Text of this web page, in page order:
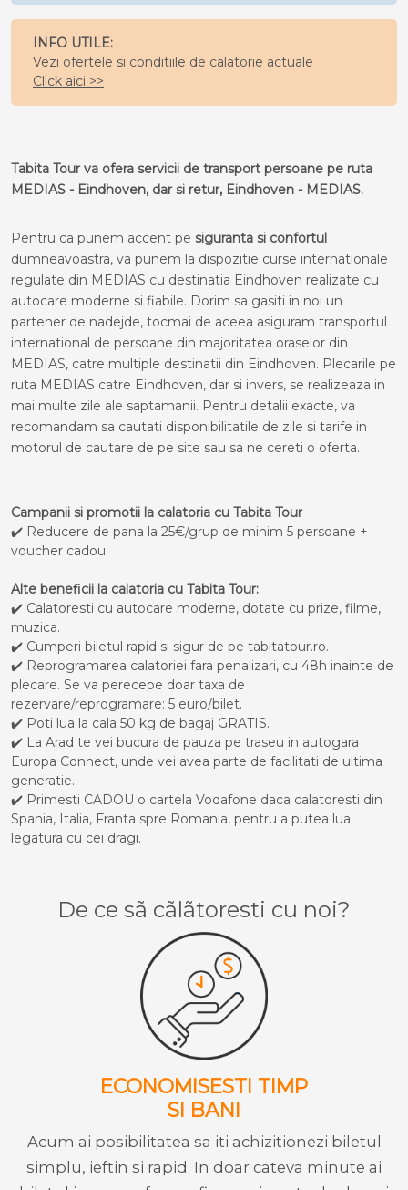
INFO UTILE:
Vezi ofertele si conditiile de calatorie actuale
Click aici >>
Tabita Tour va ofera servicii de transport persoane pe ruta
MEDIAS - Eindhoven, dar si retur, Eindhoven - MEDIAS.
Pentru ca punem accent pe siguranta si confortul
dumneavoastra, va punem la dispozitie curse internationale
regulate din MEDIAS cu destinatia Eindhoven realizate cu
autocare moderne si fiabile. Dorim sa gasiti in noi un
partener de nadejde, tocmai de aceea asiguram transportul
international de persoane din majoritatea oraselor din
MEDIAS, catre multiple destinatii din Eindhoven. Plecarile pe
ruta MEDIAS catre Eindhoven, dar si invers, se realizeaza in
mai multe zile ale saptamanii. Pentru detalii exacte, va
recomandam sa cautati disponibilitatile de zile si tarife in
motorul de cautare de pe site sau sa ne cereti o oferta.
Campanii si promotii la calatoria cu Tabita Tour
✔️ Reducere de pana la 25€/grup de minim 5 persoane +
voucher cadou.
Alte beneficii la calatoria cu Tabita Tour:
✔️ Calatoresti cu autocare moderne, dotate cu prize, filme,
muzica.
✔️ Cumperi biletul rapid si sigur de pe tabitatour.ro.
✔️ Reprogramarea calatoriei fara penalizari, cu 48h inainte de
plecare. Se va perecepe doar taxa de
rezervare/reprogramare: 5 euro/bilet.
✔️ Poti lua la cala 50 kg de bagaj GRATIS.
✔️ La Arad te vei bucura de pauza pe traseu in autogara
Europa Connect, unde vei avea parte de facilitati de ultima
generatie.
✔️ Primesti CADOU o cartela Vodafone daca calatoresti din
Spania, Italia, Franta spre Romania, pentru a putea lua
legatura cu cei dragi.
De ce sã cãlãtoresti cu noi?
ECONOMISESTI TIMP
SI BANI
Acum ai posibilitatea sa iti achizitionezi biletul
simplu, ieftin si rapid. In doar cateva minute ai